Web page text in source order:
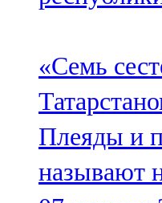
«Семь
Плеяды и
называют